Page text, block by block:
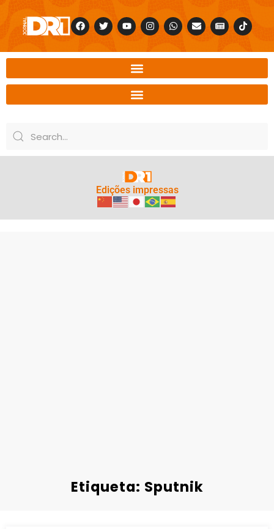
Edições impressas
Etiqueta: Sputnik